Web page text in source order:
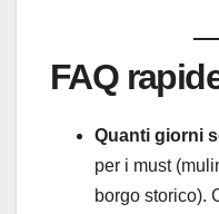
FAQ
Quanti giorni
per i must
borgo storico).